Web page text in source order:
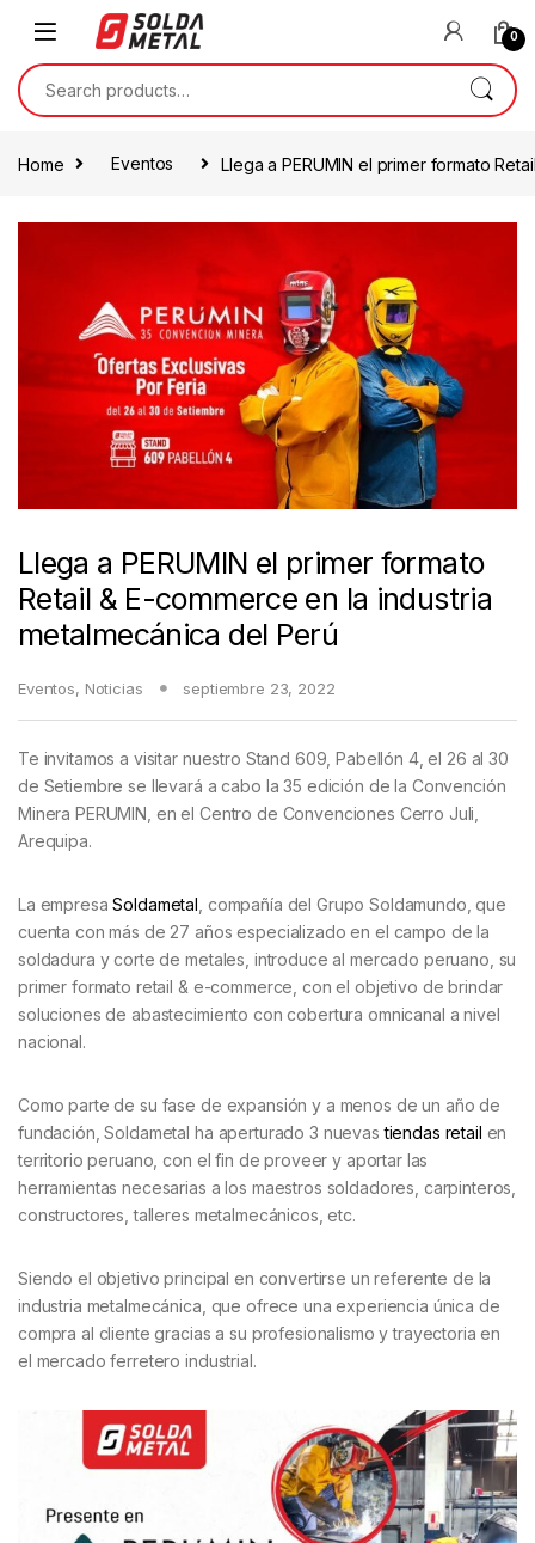
0
Home Eventos Llega a PERUMIN el primer formato
Llega a PERUMIN el primer formato
Retail & E-commerce en la industria
metalmecánica del Perú
Eventos, Noticias septiembre 23, 2022
Te invitamos a visitar nuestro Stand 609, Pabellón 4, el 26 al 30
de Setiembre se llevará a cabo la 35 edición de la Convención
Minera PERUMIN, en el Centro de Convenciones Cerro Juli,
Arequipa.
La empresaSoldametal , compañía del Grupo Soldamundo, que
cuenta con más de 27 años especializado en el campo de la
soldadura y corte de metales, introduce al mercado peruano, su
primer formato retail & e-commerce, con el objetivo de brindar
soluciones de abastecimiento con cobertura omnicanal a nivel
nacional.
Como parte de su fase de expansión y a menos de un año de
fundación, Soldametal ha aperturado 3 nuevastiendas retail en
territorio peruano, con el fin de proveer y aportar las
herramientas necesarias a los maestros soldadores, carpinteros,
constructores, talleres metalmecánicos, etc.
Siendo el objetivo principal en convertirse un referente de la
industria metalmecánica, que ofrece una experiencia única de
compra al cliente gracias a su profesionalismo y trayectoria en
el mercado ferretero industrial.